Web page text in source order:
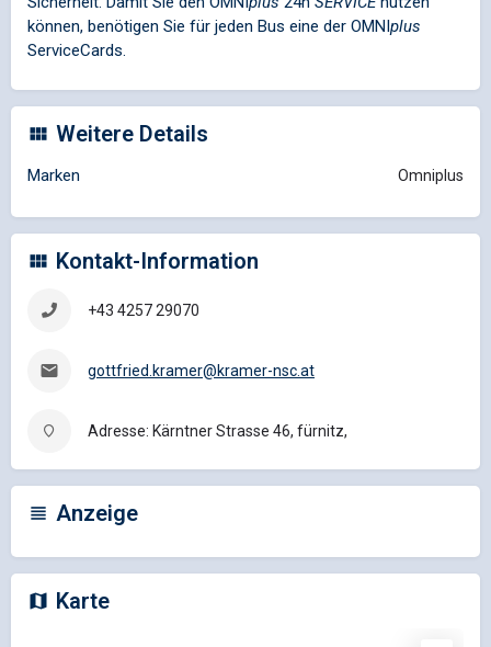
können, benötigen Sie für jeden Bus eine der OMNIplus
ServiceCards.
Weitere Details
Marken Omniplus
Kontakt-Information
+43 4257 29070
gottfried.kramer@kramer-nsc.at
Adresse: Kärntner Strasse 46, fürnitz,
Anzeige
Karte